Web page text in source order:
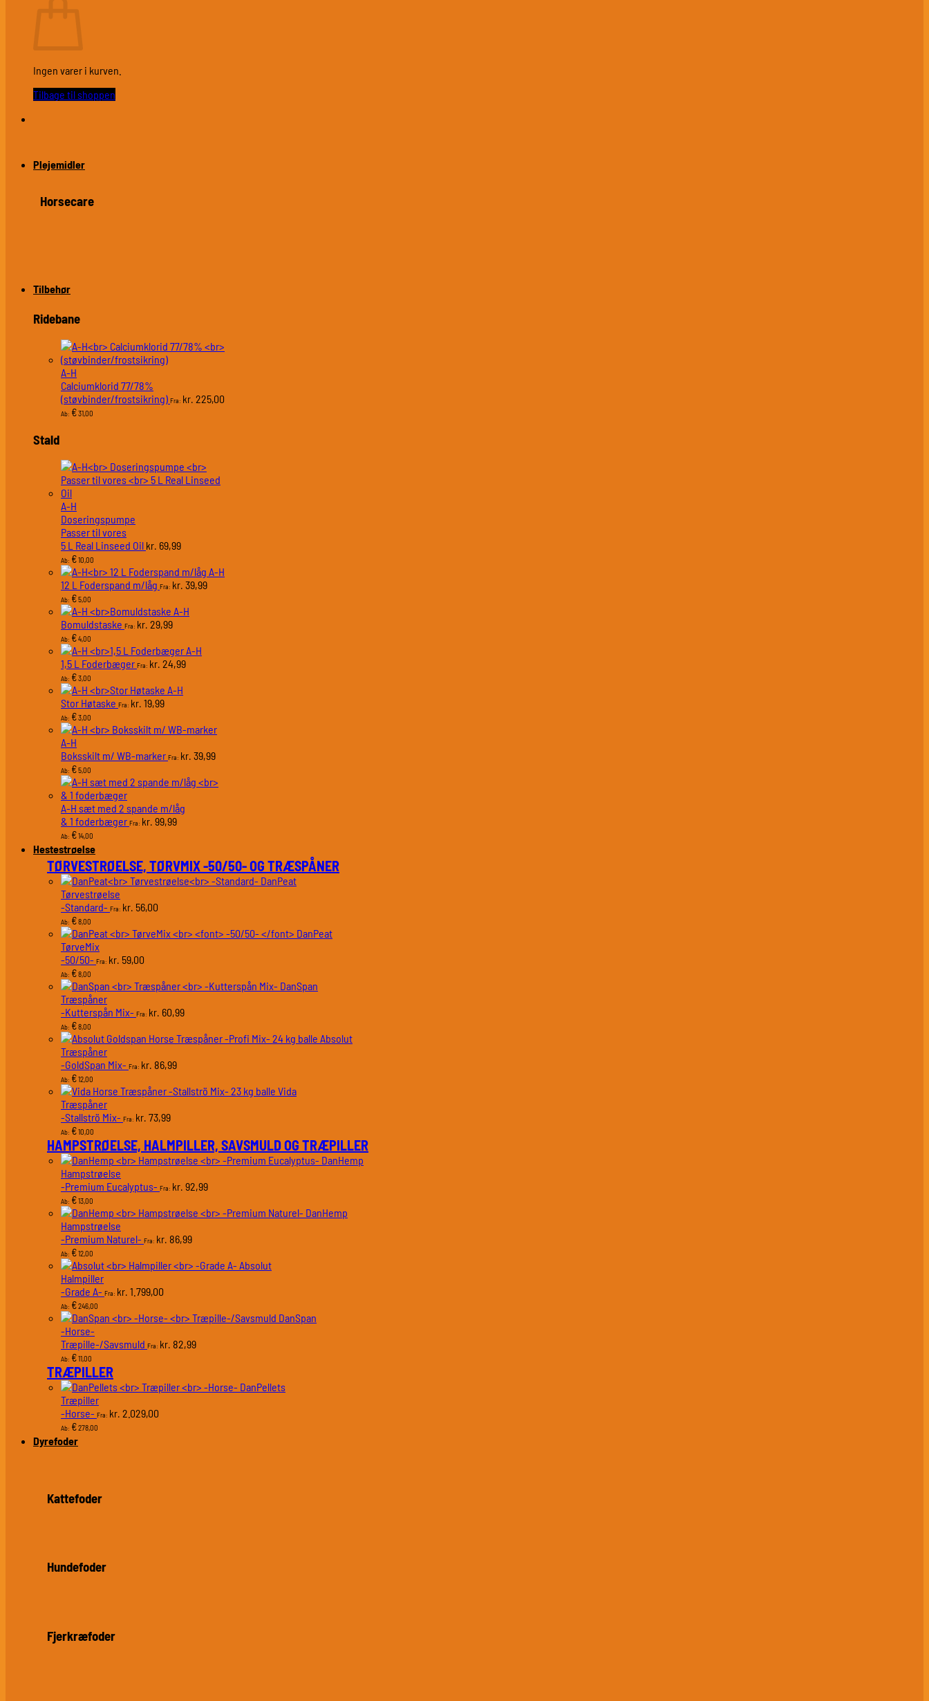
Ingen varer i kurven.
Tilbage til shoppen
Plejemidler
Horsecare
Tilbehør
Ridebane
A-H
Calciumklorid 77/78%
(støvbinder/frostsikring) Fra: kr. 225,00
Ab: €31,00
Stald
A-H
Doseringspumpe
Passer til vores
5 L Real Linseed Oil kr. 69,99
Ab: €10,00
A-H
12 L Foderspand m/låg Fra: kr. 39,99
Ab: €5,00
A-H
Bomuldstaske Fra: kr. 29,99
Ab: €4,00
A-H
1,5 L Foderbæger Fra: kr. 24,99
Ab: €3,00
A-H
Stor Høtaske Fra: kr. 19,99
Ab: €3,00
A-H
Boksskilt m/ WB-marker Fra: kr. 39,99
Ab: €5,00
A-H sæt med 2 spande m/låg
& 1 foderbæger Fra: kr. 99,99
Ab: €14,00
Hestestrøelse
TØRVESTRØELSE, TØRVMIX -50/50- OG TRÆSPÅNER
DanPeat
Tørvestrøelse
-Standard- Fra: kr. 56,00
Ab: €8,00
DanPeat
TørveMix
-50/50- Fra: kr. 59,00
Ab: €8,00
DanSpan
Træspåner
-Kutterspån Mix- Fra: kr. 60,99
Ab: €8,00
Absolut
Træspåner
-GoldSpan Mix- Fra: kr. 86,99
Ab: €12,00
Vida
Træspåner
-Stallströ Mix- Fra: kr. 73,99
Ab: €10,00
HAMPSTRØELSE, HALMPILLER, SAVSMULD OG TRÆPILLER
DanHemp
Hampstrøelse
-Premium Eucalyptus- Fra: kr. 92,99
Ab: €13,00
DanHemp
Hampstrøelse
-Premium Naturel- Fra: kr. 86,99
Ab: €12,00
Absolut
Halmpiller
-Grade A- Fra: kr. 1.799,00
Ab: €246,00
DanSpan
-Horse-
Træpille-/Savsmuld Fra: kr. 82,99
Ab: €11,00
TRÆPILLER
DanPellets
Træpiller
-Horse- Fra: kr. 2.029,00
Ab: €278,00
Dyrefoder
Kattefoder
Hundefoder
Fjerkræfoder